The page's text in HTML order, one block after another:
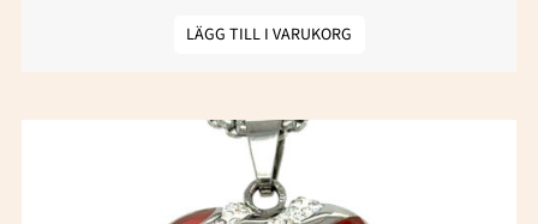
LÄGG TILL I VARUKORG